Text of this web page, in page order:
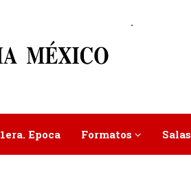
.
1era. Epoca Formatos Salas